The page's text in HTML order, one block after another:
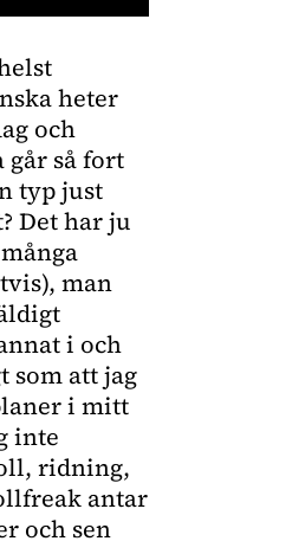
heter
och
går så fort
typ just
Det har ju
man
i och
som att jag
i mitt
inte
ridning,
antar
och sen